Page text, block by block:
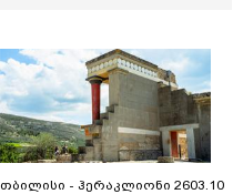
თბილისი - ჰერაკლიონი 2603.10